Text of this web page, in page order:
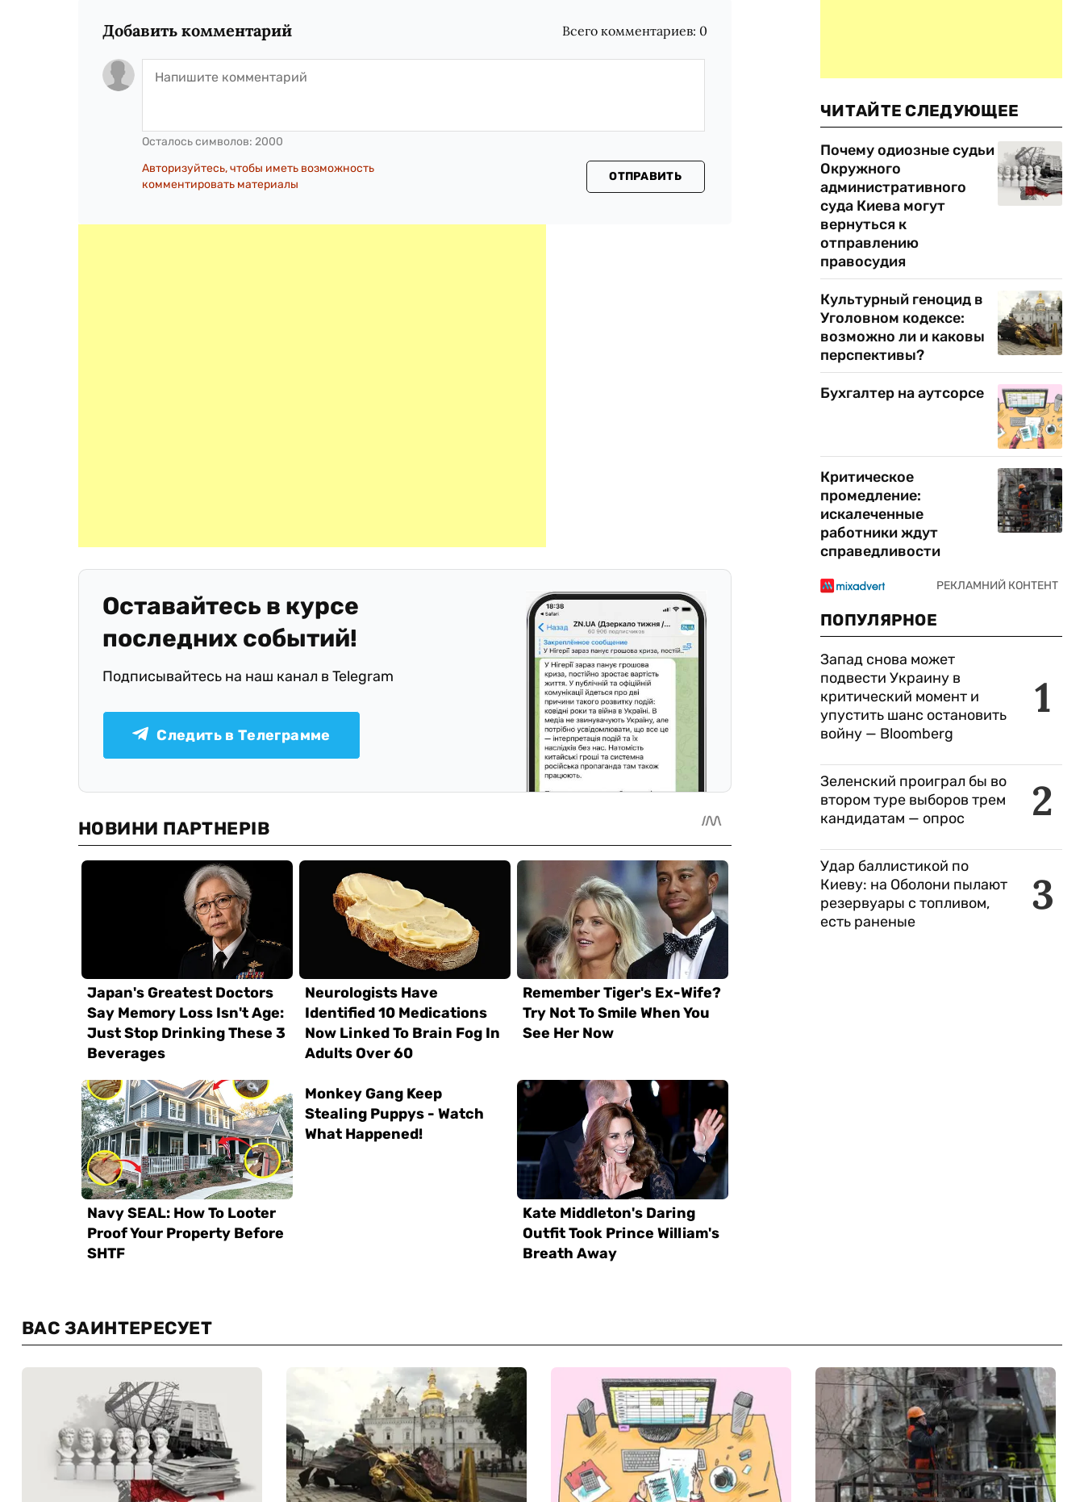
Добавить комментарий Всего комментариев: 0
Осталось символов: 2000
Авторизуйтесь, чтобы иметь возможность
комментировать материалы
ОТПРАВИТЬ
Оставайтесь в курсе
последних событий!
Подписывайтесь на наш канал в Telegram
Следить в Телеграмме
ЧИТАЙТЕ СЛЕДУЮЩЕЕ
Почему одиозные судьи
Окружного
административного
суда Киева могут
вернуться к
отправлению
правосудия
Культурный геноцид в
Уголовном кодексе:
возможно ли и каковы
перспективы?
Бухгалтер на аутсорсе
Критическое
промедление:
искалеченные
работники ждут
справедливости
ПОПУЛЯРНОЕ
1
Запад снова может
подвести Украину в
критический момент и
упустить шанс остановить
войну — Bloomberg
2
Зеленский проиграл бы во
втором туре выборов трем
кандидатам — опрос
3
Удар баллистикой по
Киеву: на Оболони пылают
резервуары с топливом,
есть раненые
ВАС ЗАИНТЕРЕСУЕТ